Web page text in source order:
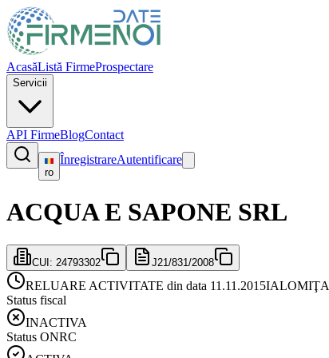
AcasăListă FirmeProspectare
Servicii
API FirmeBlogContact
ro
ÎnregistrareAutentificare
ACQUA E SAPONE SRL
CUI: 24793302 J21/831/2008
RELUARE ACTIVITATE din data 11.11.2015IALOMIŢA
Status fiscal
INACTIVA
Status ONRC